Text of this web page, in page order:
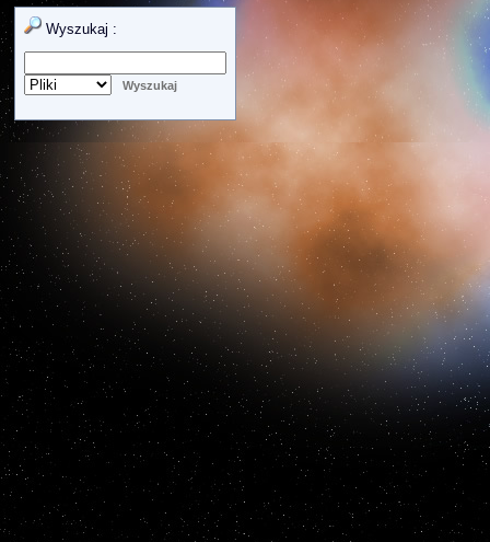
Wyszukaj :